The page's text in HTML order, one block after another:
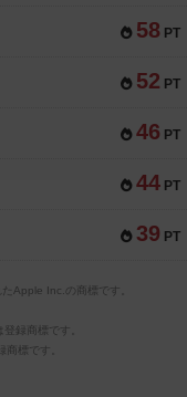
58 PT
52 PT
46 PT
44 PT
39 PT
Apple Inc.の商標です。
録商標です。
標です。